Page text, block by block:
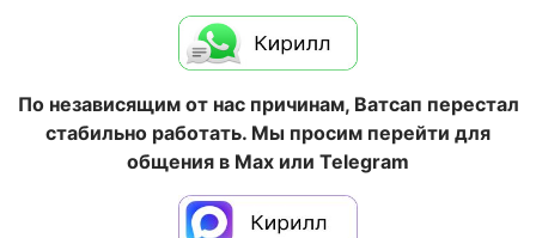
По независящим от нас причинам, Ватсап перестал
стабильно работать. Мы просим перейти для
общения в Max или Telegram